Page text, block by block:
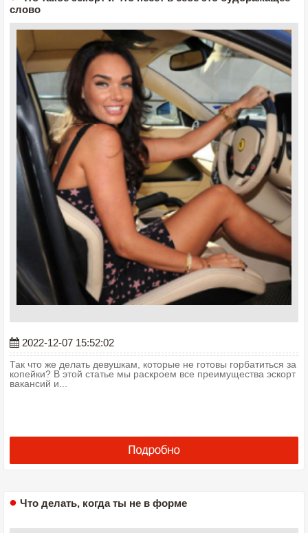
слово
2022-12-07 15:52:02
Так что же делать девушкам, которые не готовы горбатиться за
копейки? В этой статье мы раскроем все преимущества эскорт
вакансий и...
Что делать, когда ты не в форме